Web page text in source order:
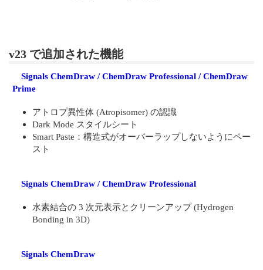
v23 で追加された機能
Signals ChemDraw / ChemDraw Professional / ChemDraw
Prime
アトロプ異性体 (Atropisomer) の認識
Dark Mode スタイルシート
Smart Paste：構造式がオーバーラップしないようにペー
スト
Signals ChemDraw / ChemDraw Professional
水素結合の 3 次元表示とクリーンアップ (Hydrogen
Bonding in 3D)
Signals ChemDraw